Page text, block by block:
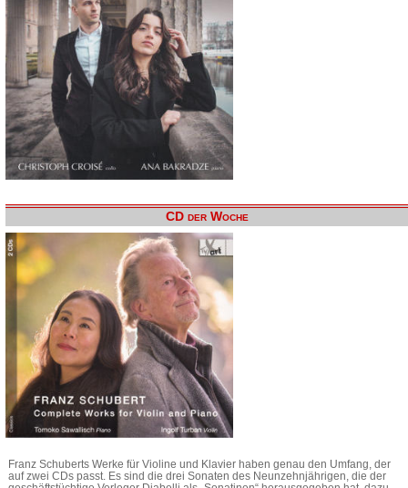
CD der Woche
Franz Schuberts Werke für Violine und Klavier haben genau den Umfang, der
auf zwei CDs passt. Es sind die drei Sonaten des Neunzehnjährigen, die der